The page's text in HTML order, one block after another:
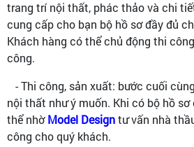
trang trí nội thất, phác thảo và chi
cung cấp cho bạn bộ hồ sơ đầy đủ
Khách hàng có thể chủ động thi
công.
- Thi công, sản xuất: bước cuối
nội thất như ý muốn. Khi có bộ hồ
thể nhờModel Designtư vấn nhà
công cho quý khách.